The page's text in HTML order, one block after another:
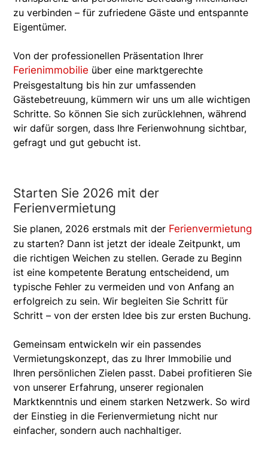
zu verbinden – für zufriedene Gäste und entspannte
Eigentümer.
Von der professionellen Präsentation Ihrer
Ferienimmobilie über eine marktgerechte
Preisgestaltung bis hin zur umfassenden
Gästebetreuung, kümmern wir uns um alle wichtigen
Schritte. So können Sie sich zurücklehnen, während
wir dafür sorgen, dass Ihre Ferienwohnung sichtbar,
gefragt und gut gebucht ist.
Starten Sie 2026 mit der
Ferienvermietung
Sie planen, 2026 erstmals mit der Ferienvermietung
zu starten? Dann ist jetzt der ideale Zeitpunkt, um
die richtigen Weichen zu stellen. Gerade zu Beginn
ist eine kompetente Beratung entscheidend, um
typische Fehler zu vermeiden und von Anfang an
erfolgreich zu sein. Wir begleiten Sie Schritt für
Schritt – von der ersten Idee bis zur ersten Buchung.
Gemeinsam entwickeln wir ein passendes
Vermietungskonzept, das zu Ihrer Immobilie und
Ihren persönlichen Zielen passt. Dabei profitieren Sie
von unserer Erfahrung, unserer regionalen
Marktkenntnis und einem starken Netzwerk. So wird
der Einstieg in die Ferienvermietung nicht nur
einfacher, sondern auch nachhaltiger.